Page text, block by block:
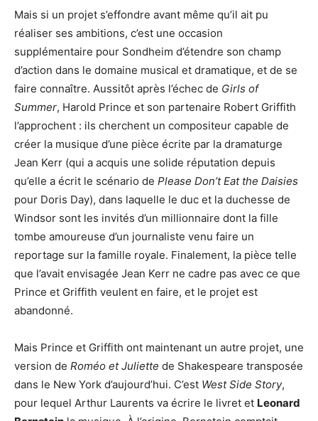
Mais si un projet s’effondre avant même qu’il ait pu
réaliser ses ambitions, c’est une occasion
supplémentaire pour Sondheim d’étendre son champ
d’action dans le domaine musical et dramatique, et de se
faire connaître. Aussitôt après l’échec de Girls of
Summer, Harold Prince et son partenaire Robert Griffith
l’approchent : ils cherchent un compositeur capable de
créer la musique d’une pièce écrite par la dramaturge
Jean Kerr (qui a acquis une solide réputation depuis
qu’elle a écrit le scénario de Please Don’t Eat the Daisies
pour Doris Day), dans laquelle le duc et la duchesse de
Windsor sont les invités d’un millionnaire dont la fille
tombe amoureuse d’un journaliste venu faire un
reportage sur la famille royale. Finalement, la pièce telle
que l’avait envisagée Jean Kerr ne cadre pas avec ce que
Prince et Griffith veulent en faire, et le projet est
abandonné.
Mais Prince et Griffith ont maintenant un autre projet, une
version de Roméo et Juliette de Shakespeare transposée
dans le New York d’aujourd’hui. C’est West Side Story,
pour lequel Arthur Laurents va écrire le livret et Leonard